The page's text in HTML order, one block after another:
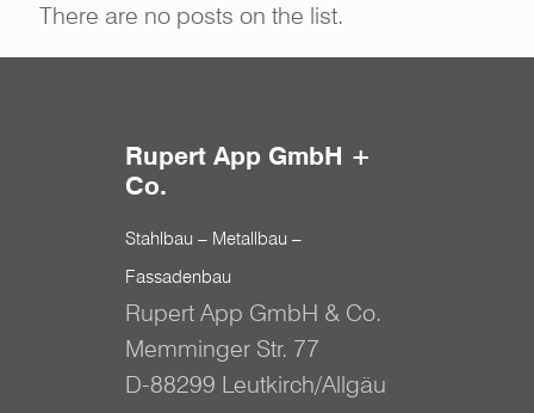
There are no posts on the list.
Rupert App GmbH +
Co.
Stahlbau – Metallbau –
Fassadenbau
Rupert App GmbH & Co.
Memminger Str. 77
D-88299 Leutkirch/Allgäu